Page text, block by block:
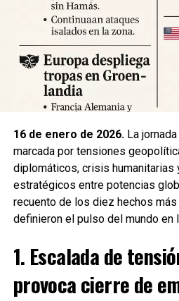
significativas y llaman a
suministros básicos. Las
habilitado centros de atención
la ciudadanía priorizar la
los equipos de respuesta.
Fuente: 5to Poder Agencia de
16 de enero de 2026.La
marcada por tensiones
diplomáticos, crisis humanitarias
estratégicos entre potencias
recuento de los diez hechos
definieron el pulso del mundo en
1. Escalada de
provoca cierre de